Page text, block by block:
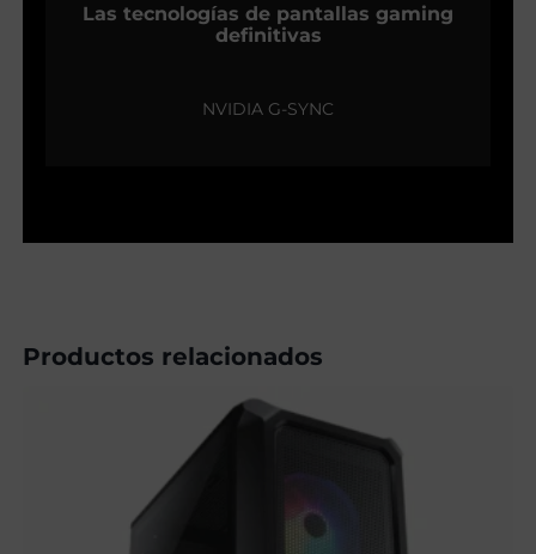
Las tecnologías de pantallas gaming
definitivas
NVIDIA G-SYNC
Productos relacionados